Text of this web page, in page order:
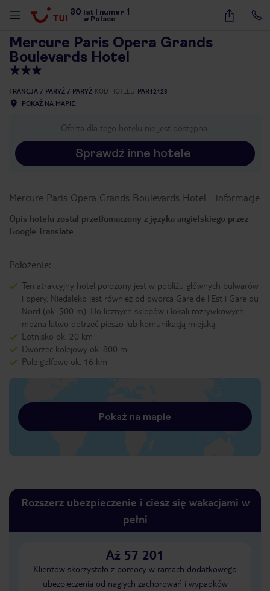
30 lat numer 1
w Polsce
40
Mercure Paris Opera Grands
Boulevards Hotel
FRANCJA PARYŻ PARYŻ KOD HOTELU PAR12123
POKAŻ NA MAPIE
Oferta dla tego hotelu nie jest dostępna.
Sprawdź inne hotele
Mercure Paris Opera Grands Boulevards Hotel - informacje
Opis hotelu został przetłumaczony z języka angielskiego przez
Google Translate
Położenie:
Ten atrakcyjny hotel położony jest w pobliżu głównych bulwarów
i opery. Niedaleko jest również od dworca Gare de l'Est i Gare du
Nord (ok. 500 m). Do licznych sklepów i lokali rozrywkowych
można łatwo dotrzeć pieszo lub komunikacją miejską.
Lotnisko ok. 20 km
Dworzec kolejowy ok. 800 m
Pole golfowe ok. 16 km
Pokaż na mapie
Rozszerz ubezpieczenie i ciesz się wakacjami w
pełni
Aż 57 201
Klientów skorzystało z pomocy w ramach dodatkowego
ubezpieczenia od nagłych zachorowań i wypadków